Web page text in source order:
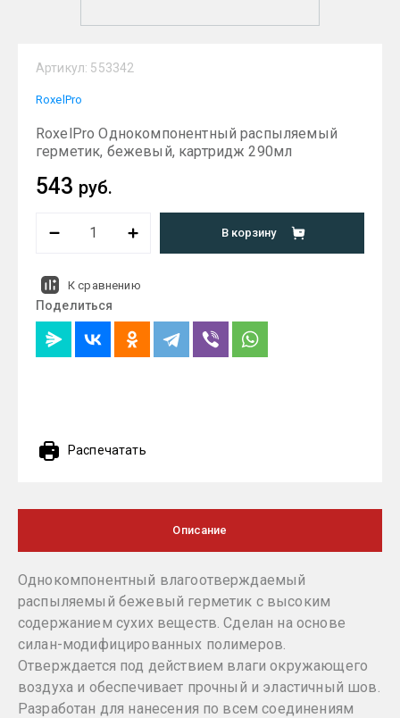
Артикул: 553342
RoxelPro
RoxelPro Однокомпонентный распыляемый
герметик, бежевый, картридж 290мл
543 руб.
В корзину
К сравнению
Поделиться
Распечатать
Описание
Однокомпонентный влагоотверждаемый
распыляемый бежевый герметик с высоким
содержанием сухих веществ. Сделан на основе
силан-модифицированных полимеров.
Отверждается под действием влаги окружающего
воздуха и обеспечивает прочный и эластичный шов.
Разработан для нанесения по всем соединениям